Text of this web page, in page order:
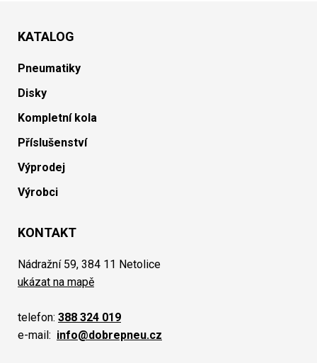
KATALOG
Pneumatiky
Disky
Kompletní kola
Příslušenství
Výprodej
Výrobci
KONTAKT
Nádražní 59, 384 11 Netolice
ukázat na mapě
telefon: 388 324 019
e-mail: info@dobrepneu.cz